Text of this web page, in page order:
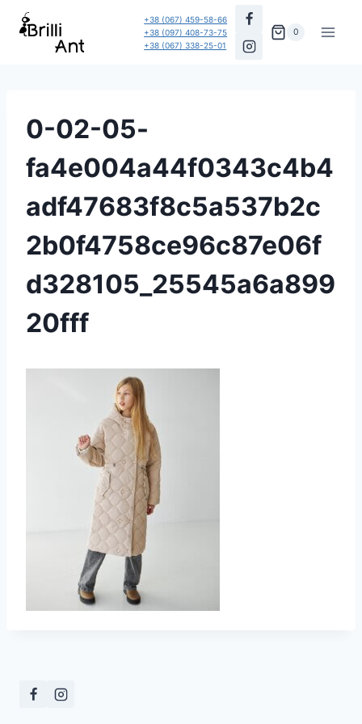
Перейти
+38 (067) 459-58-66
+38 (097) 408-73-75
+38 (067) 338-25-01
0
0-02-05-
fa4e004a44f0343c4b4
adf47683f8c5a537b2c
2b0f4758ce96c87e06f
d328105_25545a6a899
20fff